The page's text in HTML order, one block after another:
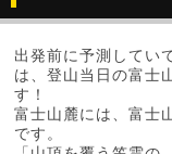
出発前に予測してい
は、登山当日の富士
す！
富士山麓には、富士
です。